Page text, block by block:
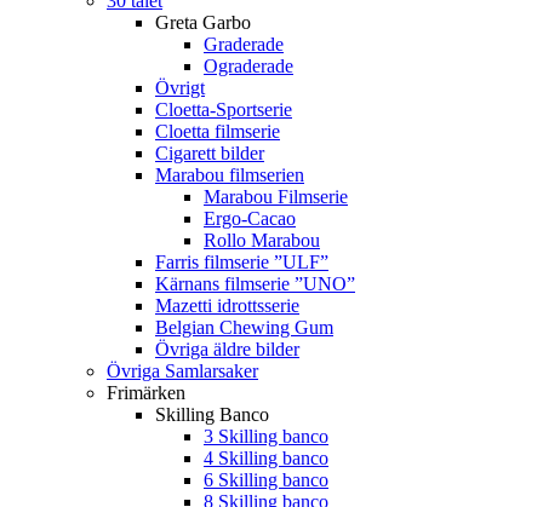
Greta Garbo
Graderade
Ograderade
Övrigt
Cloetta-Sportserie
Cloetta filmserie
Cigarett bilder
Marabou filmserien
Marabou Filmserie
Ergo-Cacao
Rollo Marabou
Farris filmserie ”ULF”
Kärnans filmserie ”UNO”
Mazetti idrottsserie
Belgian Chewing Gum
Övriga äldre bilder
Övriga Samlarsaker
Frimärken
Skilling Banco
3 Skilling banco
4 Skilling banco
6 Skilling banco
8 Skilling banco